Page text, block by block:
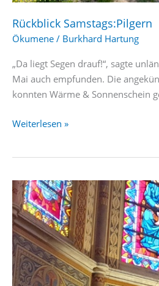
Rückblick Samstags:Pilgern
Ökumene / Burkhard Hartung
„Da liegt Segen drauf!“, sagte
Mai auch empfunden. Die
konnten Wärme & Sonnenschein
Rückblick
Weiterlesen »